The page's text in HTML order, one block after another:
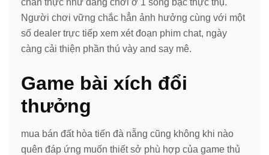
chân thực như đang chơi ở 1 sòng bạc thực thụ.
Người chơi vững chắc hẳn ảnh hưởng cùng với một
số dealer trực tiếp xem xét đoạn phim chat, ngày
càng cải thiện phần thú vày and say mê.
Game bài xích đổi
thưởng
mua bán đất hòa tiến đà nẵng cũng không khi nào
quên đáp ứng muốn thiết sở phù hợp của game thủ